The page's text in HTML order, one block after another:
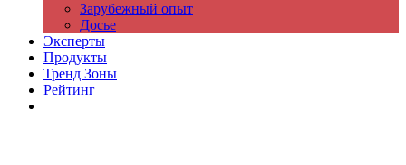
Зарубежный опыт
Досье
Эксперты
Продукты
Тренд Зоны
Рейтинг